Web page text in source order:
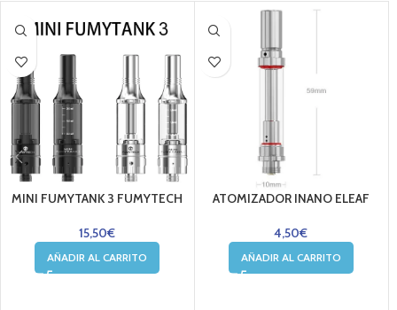
MINI FUMYTANK 3 FUMYTECH
15,50€
AÑADIR AL CARRITO
ATOMIZADOR INANO ELEAF
4,50€
AÑADIR AL CARRITO